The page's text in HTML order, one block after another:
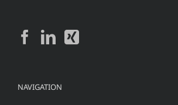
NAVIGATION